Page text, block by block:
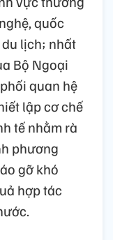
quốc
lịch; nhất
Bộ Ngoại
quan hệ
lập cơ chế
tế nhằm rà
phương
gỡ khó
hợp tác